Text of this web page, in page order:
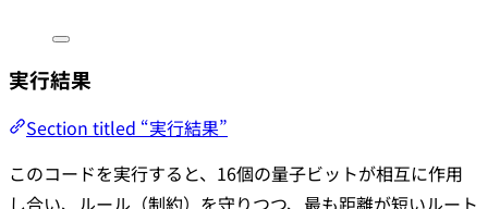
実行結果
Section titled “実行結果”
このコードを実行すると、16個の量子ビットが相互に作用
し合い、ルール（制約）を守りつつ、最も距離が短いルート